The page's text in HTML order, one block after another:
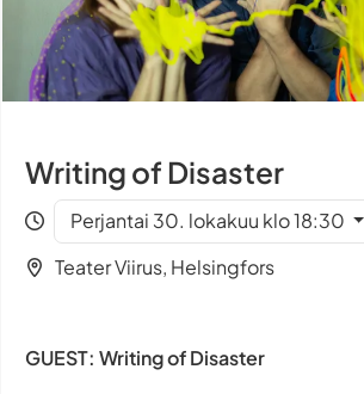
Writing of Disaster
Perjantai 30. lokakuu klo 18:30
Teater Viirus, Helsingfors
GUEST: Writing of Disaster